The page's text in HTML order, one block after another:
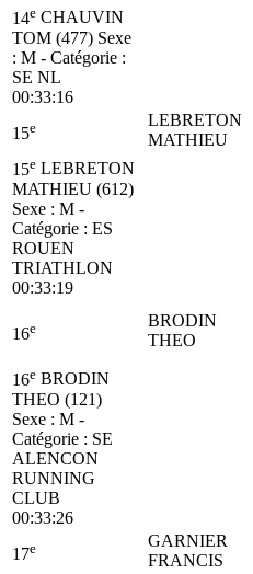
14e CHAUVIN
TOM (477) Sexe
: M - Catégorie :
SE NL
00:33:16
15e
LEBRETON
MATHIEU
15e LEBRETON
MATHIEU (612)
Sexe : M -
Catégorie : ES
ROUEN
TRIATHLON
00:33:19
16e
BRODIN
THEO
16e BRODIN
THEO (121)
Sexe : M -
Catégorie : SE
ALENCON
RUNNING
CLUB
00:33:26
17e
GARNIER
FRANCIS